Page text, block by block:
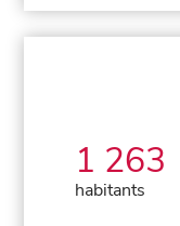
1 263
habitants